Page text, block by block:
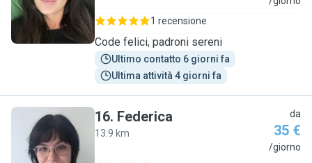
1 recensione
Code felici, padroni sereni
Ultimo contatto 6 giorni fa
Ultima attività 4 giorni fa
F
16. Federica
13.9 km
da
35 €
/giorno